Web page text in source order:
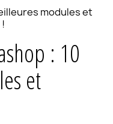
modules et
: 10
et